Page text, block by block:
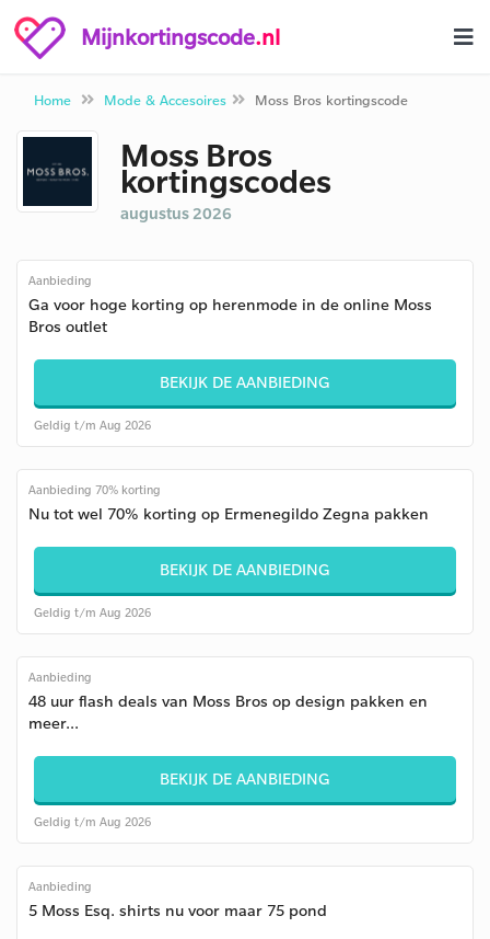
Mijnkortingscode.nl
Home Mode & Accesoires Moss Bros kortingscode
Moss Bros
kortingscodes
augustus 2026
Aanbieding
Ga voor hoge korting op herenmode in de online Moss
Bros outlet
BEKIJK DE AANBIEDING
Geldig t/m Aug 2026
Aanbieding 70% korting
Nu tot wel 70% korting op Ermenegildo Zegna pakken
BEKIJK DE AANBIEDING
Geldig t/m Aug 2026
Aanbieding
48 uur flash deals van Moss Bros op design pakken en
meer...
BEKIJK DE AANBIEDING
Geldig t/m Aug 2026
Aanbieding
5 Moss Esq. shirts nu voor maar 75 pond